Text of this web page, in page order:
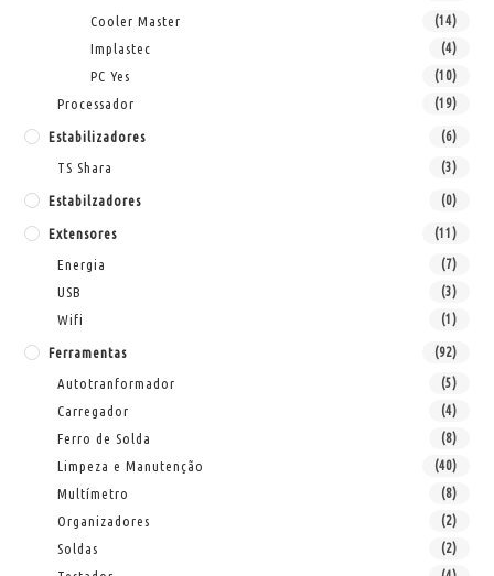
Cooler Master (14)
Implastec (4)
PC Yes (10)
Processador (19)
Estabilizadores (6)
TS Shara (3)
Estabilzadores (0)
Extensores (11)
Energia (7)
USB (3)
Wifi (1)
Ferramentas (92)
Autotranformador (5)
Carregador (4)
Ferro de Solda (8)
Limpeza e Manutenção (40)
Multímetro (8)
Organizadores (2)
Soldas (2)